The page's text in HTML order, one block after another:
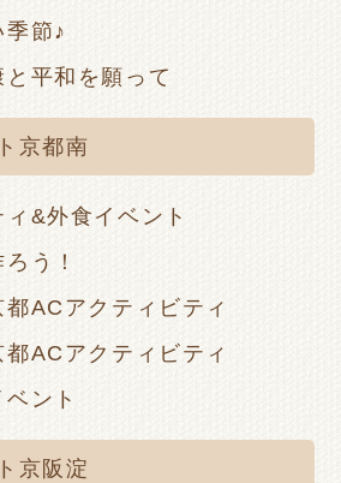
節♪
平和を願って
京都南
&外食イベント
う！
ACアクティビティ
ACアクティビティ
ント
京阪淀